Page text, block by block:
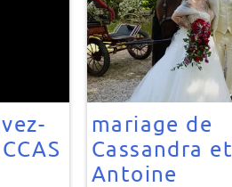
mariage de
Cassandra et
Antoine